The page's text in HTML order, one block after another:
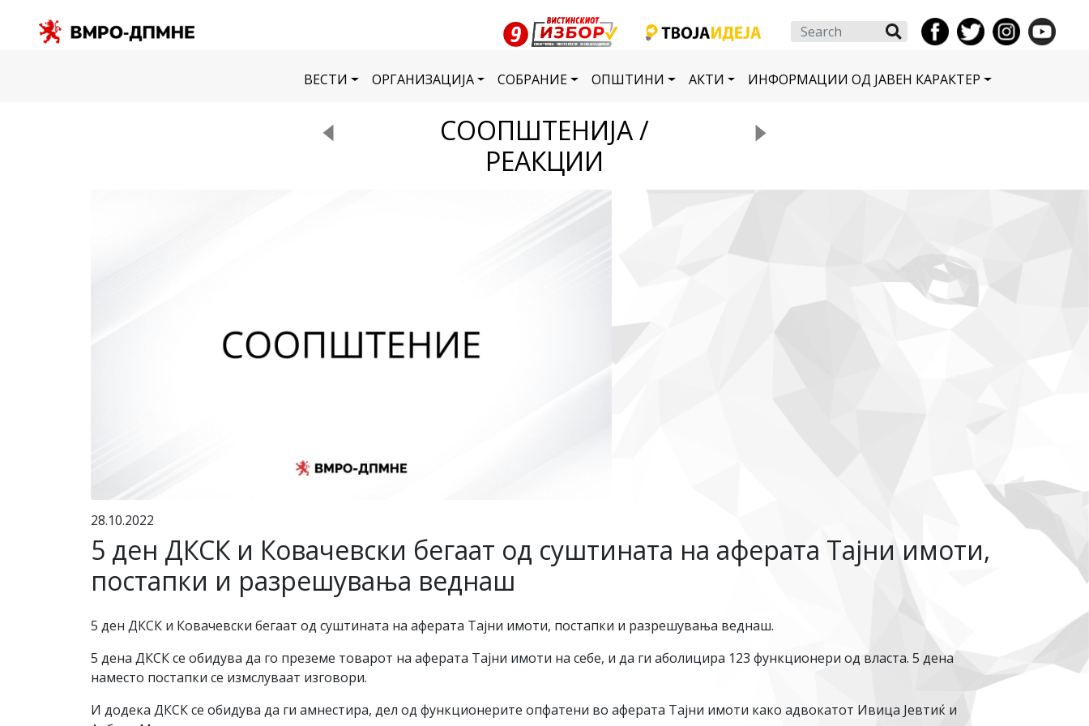
Search
ВЕСТИ ОРГАНИЗАЦИЈА СОБРАНИЕ ОПШТИНИ АКТИ ИНФОРМАЦИИ ОД ЈАВЕН КАРАКТЕР
СООПШТЕНИЈА /
РЕАКЦИИ
28.10.2022
5 ден ДКСК и Ковачевски бегаат од суштината на аферата Тајни имоти,
постапки и разрешувања веднаш
5 ден ДКСК и Ковачевски бегаат од суштината на аферата Тајни имоти, постапки и разрешувања веднаш.
5 дена ДКСК се обидува да го преземе товарот на аферата Тајни имоти на себе, и да ги аболицира 123 функционери од власта. 5 дена
наместо постапки се измслуваат изговори.
И додека ДКСК се обидува да ги амнестира, дел од функционерите опфатени во аферата Тајни имоти како адвокатот Ивица Јевтиќ и